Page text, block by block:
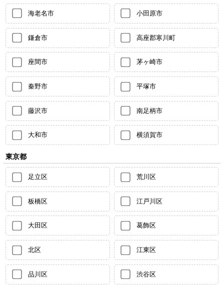
海老名市 小田原市
鎌倉市 高座郡寒川町
座間市 茅ヶ崎市
秦野市 平塚市
藤沢市 南足柄市
大和市 横須賀市
東京都
足立区 荒川区
板橋区 江戸川区
大田区 葛飾区
北区 江東区
品川区 渋谷区